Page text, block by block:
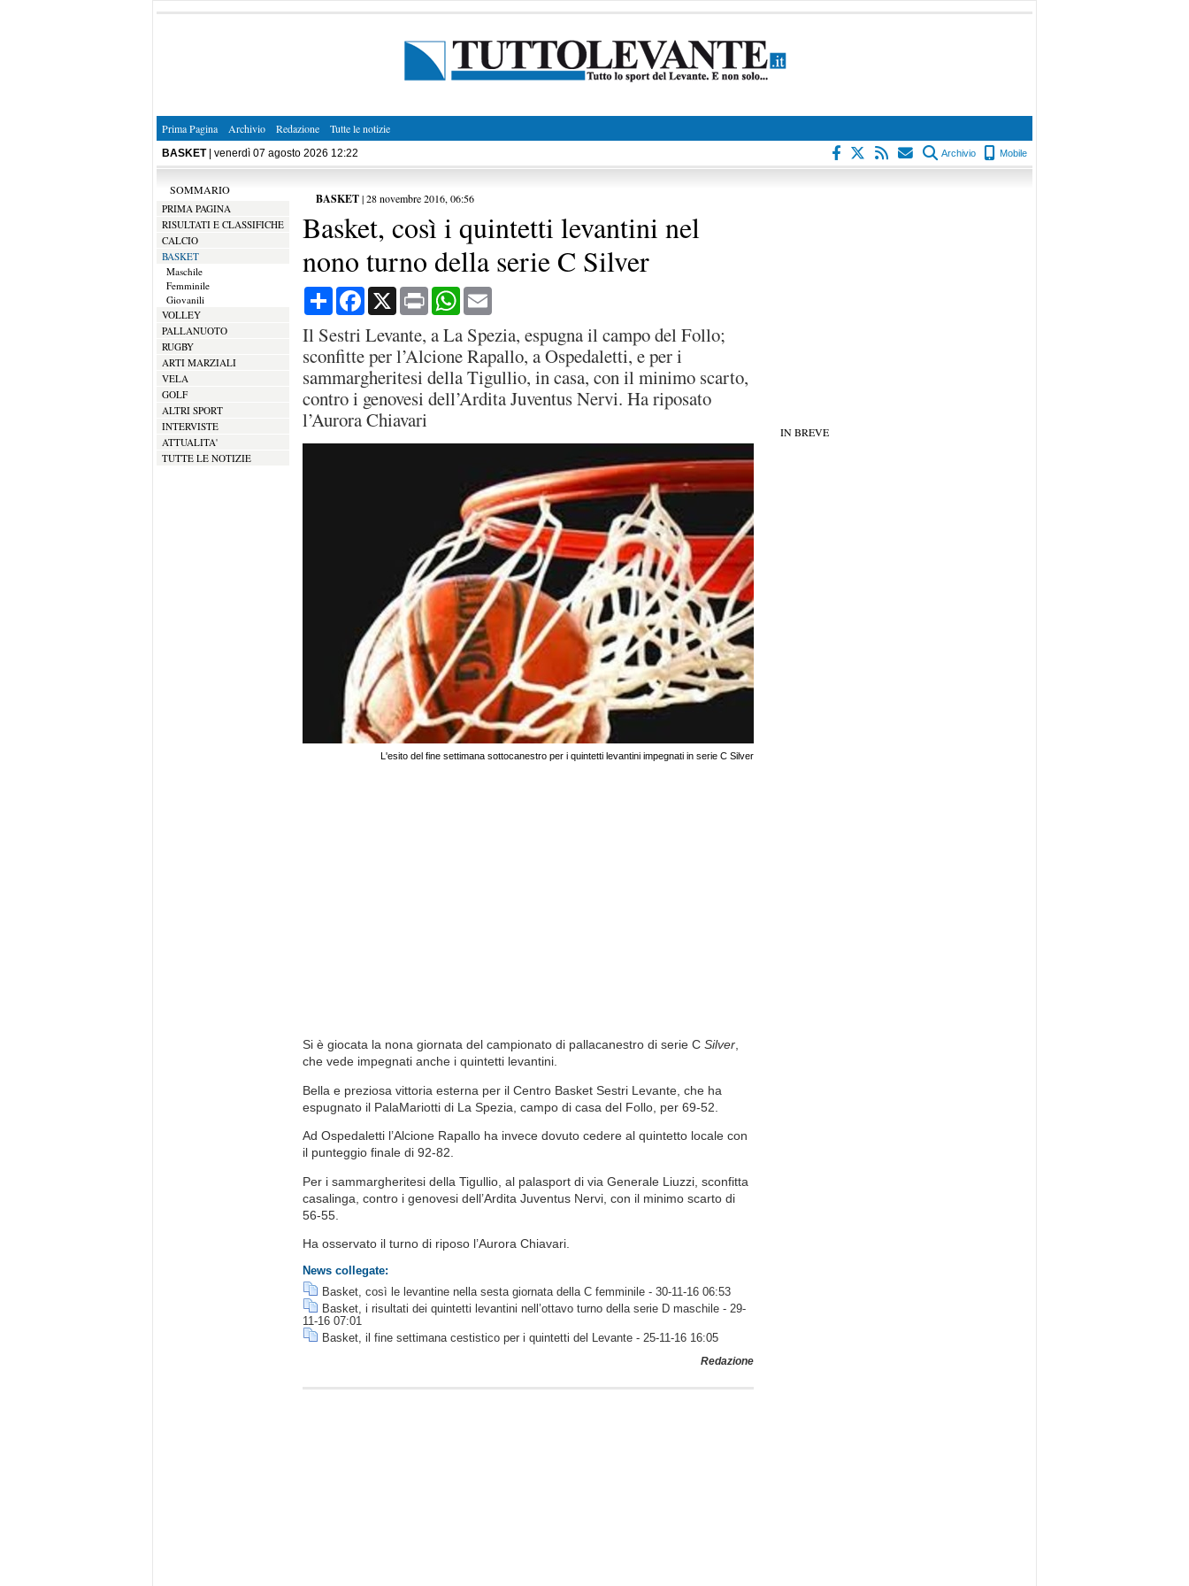
Prima Pagina Archivio Redazione Tutte le notizie
BASKET| venerdì 07 agosto 2026 12:22 Archivio Mobile
SOMMARIO
PRIMA PAGINA
RISULTATI E CLASSIFICHE
CALCIO
BASKET
Maschile
Femminile
Giovanili
VOLLEY
PALLANUOTO
RUGBY
ARTI MARZIALI
VELA
GOLF
ALTRI SPORT
INTERVISTE
ATTUALITA'
TUTTE LE NOTIZIE
BASKET|28 novembre 2016, 06:56
Basket, così i quintetti levantini nel
nono turno della serie C Silver
CondividiFacebook
X Print WhatsApp
Il Sestri Levante, a La Spezia, espugna il campo del Follo;
sconfitte per l’Alcione Rapallo, a Ospedaletti, e per i
sammargheritesi della Tigullio, in casa, con il minimo scarto,
contro i genovesi dell’Ardita Juventus Nervi. Ha riposato
l’Aurora Chiavari
L'esito del fine settimana sottocanestro per i quintetti levantini impegnati in serie C Silver
Si è giocata la nona giornata del campionato di pallacanestro di serie C Silver,
che vede impegnati anche i quintetti levantini.
Bella e preziosa vittoria esterna per il Centro Basket Sestri Levante, che ha
espugnato il PalaMariotti di La Spezia, campo di casa del Follo, per 69-52.
Ad Ospedaletti l’Alcione Rapallo ha invece dovuto cedere al quintetto locale con
il punteggio finale di 92-82.
Per i sammargheritesi della Tigullio, al palasport di via Generale Liuzzi, sconfitta
casalinga, contro i genovesi dell’Ardita Juventus Nervi, con il minimo scarto di
56-55.
Ha osservato il turno di riposo l’Aurora Chiavari.
News collegate:
Basket, così le levantine nella sesta giornata della C femminile - 30-11-16 06:53
Basket, i risultati dei quintetti levantini nell’ottavo turno della serie D maschile - 29-
11-16 07:01
Basket, il fine settimana cestistico per i quintetti del Levante - 25-11-16 16:05
Redazione
IN BREVE